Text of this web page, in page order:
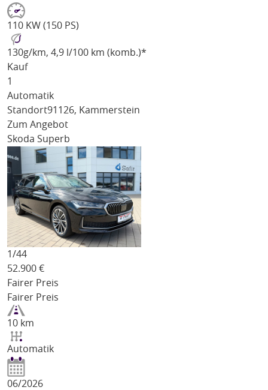
110 KW (150 PS)
130g/km, 4,9 l/100 km (komb.)*
Kauf
1
Automatik
Standort91126, Kammerstein
Zum Angebot
Skoda Superb
1/44
52.900 €
Fairer Preis
Fairer Preis
10 km
Automatik
06/2026